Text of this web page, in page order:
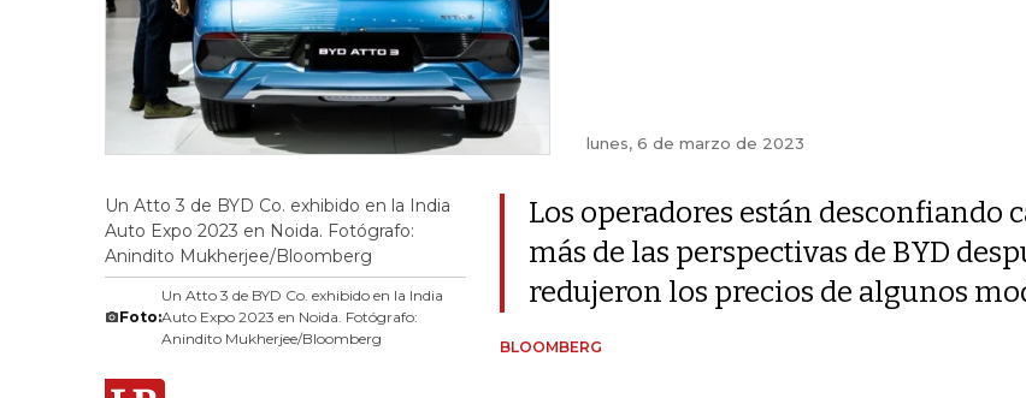
lunes, 6 de marzo de 2023
Un Atto 3 de BYD Co. exhibido en la India
Auto Expo 2023 en Noida. Fotógrafo:
Anindito Mukherjee/Bloomberg
Foto:
Un Atto 3 de BYD Co. exhibido en la India
Auto Expo 2023 en Noida. Fotógrafo:
Anindito Mukherjee/Bloomberg
Los operadores están desconfiando
más de las perspectivas de BYD
redujeron los precios de algunos
BLOOMBERG